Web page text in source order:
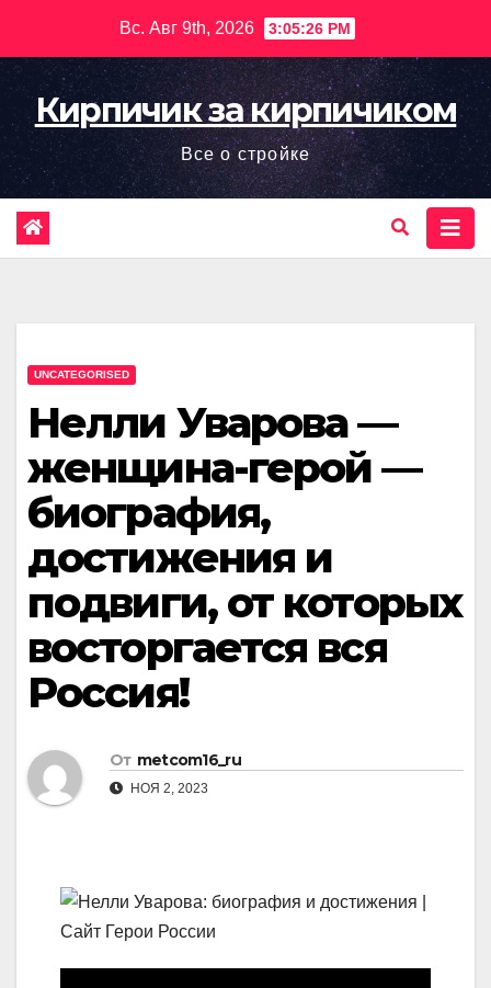
содержимому
Вс. Авг 9th, 2026 3:05:27 PM
Кирпичик за кирпичиком
Все о стройке
UNCATEGORISED
Нелли Уварова —
женщина-герой —
биография,
достижения и
подвиги, от которых
восторгается вся
Россия!
От metcom16_ru
НОЯ 2, 2023